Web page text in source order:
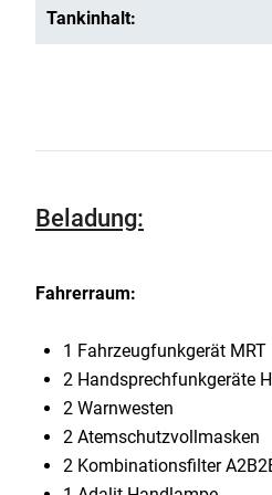
Tankinhalt:
Beladung:
Fahrerraum:
1 Fahrzeugfunkgerät MRT
2 Handsprechfunkgeräte
2 Warnwesten
2 Atemschutzvollmasken
2 Kombinationsfilter